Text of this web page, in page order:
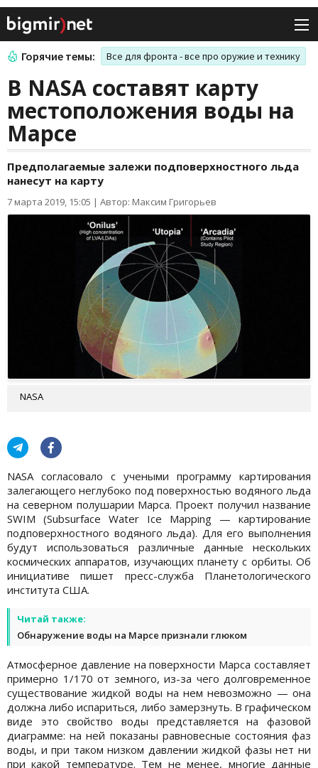
Горячие темы: Все для фронта - все про оружие и технику
В NASA составят карту
местоположения воды на
Марсе
Предполагаемые залежи подповерхностного льда
нанесут на карту
7 марта 2019, 15:05 | Автор: Максим Григорьев
NASA
NASA согласовало с учеными программу картирования
залегающего неглубоко под поверхностью водяного льда
на северном полушарии Марса. Проект получил название
SWIM (Subsurface Water Ice Mapping — картирование
подповерхностного водяного льда). Для его выполнения
будут использоваться различные данные нескольких
космических аппаратов, изучающих планету с орбиты. Об
инициативе пишет пресс-служба Планетологического
института США.
Читай также:
Обнаружение воды на Марсе признали глюком
Атмосферное давление на поверхности Марса составляет
примерно 1/170 от земного, из-за чего долговременное
существование жидкой воды на нем невозможно — она
должна либо испариться, либо замерзнуть. В графическом
виде это свойство воды представляется на фазовой
диаграмме: на ней показаны равновесные состояния фаз
воды, и при таком низком давлении жидкой фазы нет ни
при какой температуре. Тем не менее, многие данные